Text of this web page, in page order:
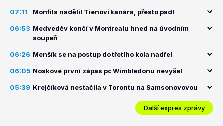
07:11 Monfils nadělil Tienovi kanára, přesto padl
06:53 Medveděv končí v Montrealu hned na úvodním
soupeři
06:26 Menšík se na postup do třetího kola nadřel
06:05 Noskové první zápas po Wimbledonu nevyšel
05:39 Krejčíková nestačila v Torontu na Samsonovovou
Další expres zprávy